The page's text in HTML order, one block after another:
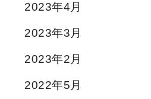
2023年4月
2023年3月
2023年2月
2022年5月